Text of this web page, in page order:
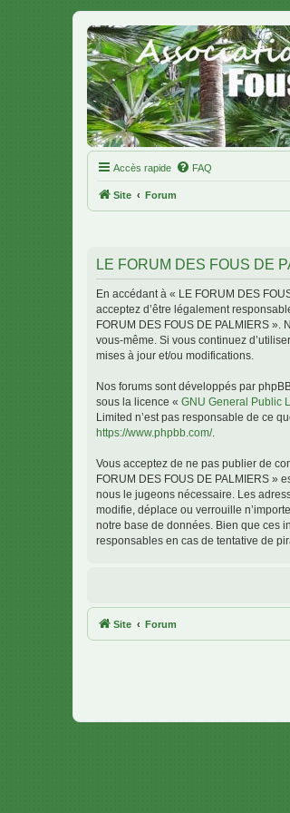
Accès rapide FAQ
Site Forum
LE FORUM DES FOUS DE
En accédant à « LE FORUM DES
acceptez d’être légalement
FORUM DES FOUS DE PALMIERS
vous-même. Si vous continuez
mises à jour et/ou modifications.
Nos forums sont développés par
sous la licence « GNU General Public
Limited n’est pas responsable de ce
https://www.phpbb.com/.
Vous acceptez de ne pas publier de
FORUM DES FOUS DE PALMIERS »
nous le jugeons nécessaire. Les
modifie, déplace ou verrouille
notre base de données. Bien que ces
responsables en cas de tentative de
Site Forum